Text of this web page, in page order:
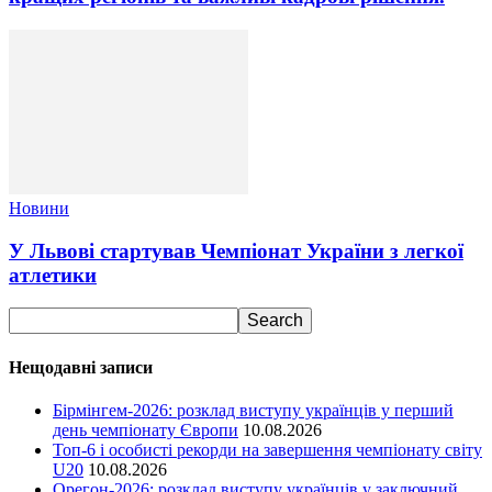
Новини
У Львові стартував Чемпіонат України з легкої
атлетики
Нещодавні записи
Бірмінгем-2026: розклад виступу українців у перший
день чемпіонату Європи 10.08.2026
Топ-6 і особисті рекорди на завершення чемпіонату світу
U20 10.08.2026